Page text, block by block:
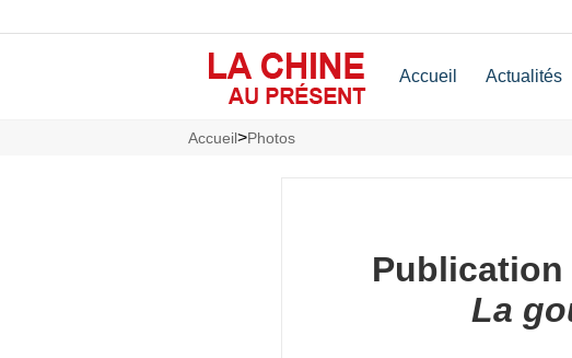
Accueil Actualités
Accueil>Photos
La